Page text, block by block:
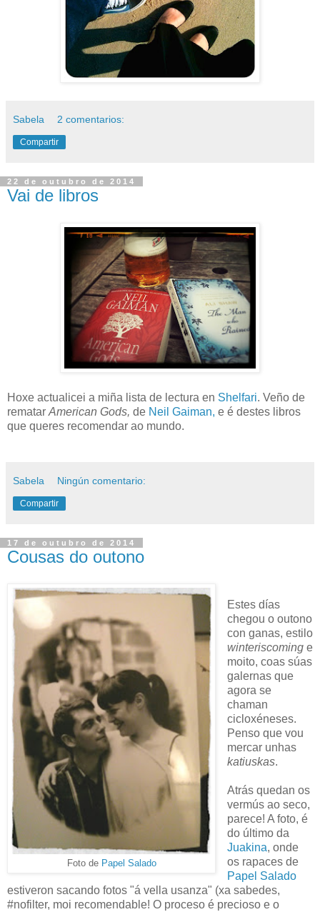
Sabela 2 comentarios:
Compartir
22 de outubro de 2014
Vai de libros
Hoxe actualicei a miña lista de lectura en Shelfari. Veño de
rematar American Gods, de Neil Gaiman, e é destes libros
que queres recomendar ao mundo.
Sabela Ningún comentario:
Compartir
17 de outubro de 2014
Cousas do outono
Foto de Papel Salado
Estes días
chegou o outono
con ganas, estilo
winteriscoming e
moito, coas súas
galernas que
agora se
chaman
cicloxéneses.
Penso que vou
mercar unhas
katiuskas.
Atrás quedan os
vermús ao seco,
parece! A foto, é
do último da
Juakina, onde
os rapaces de
Papel Salado
estiveron sacando fotos "á vella usanza" (xa sabedes,
#nofilter, moi recomendable! O proceso é precioso e o